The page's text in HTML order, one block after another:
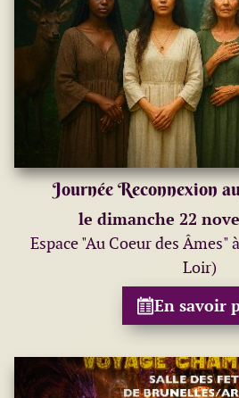
Journée Reconnexion
le dimanche 22
Espace "Au Coeur des Âmes"
Loir)
En savoir